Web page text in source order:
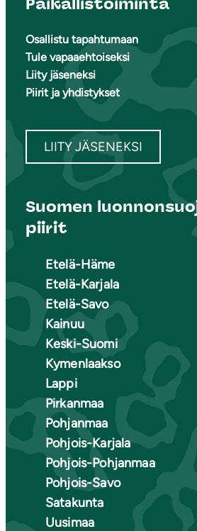
Osallistu tapahtumaan
Tule vapaaehtoiseksi
Liity jäseneksi
Piirit ja yhdistykset
LIITY JÄSENEKSI
Suomen
piirit
Etelä-Häme
Etelä-Karjala
Etelä-Savo
Kainuu
Keski-Suomi
Kymenlaakso
Lappi
Pirkanmaa
Pohjanmaa
Pohjois-Karjala
Pohjois-Pohjanmaa
Pohjois-Savo
Satakunta
Uusimaa